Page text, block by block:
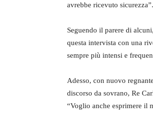
avrebbe ricevuto sicurezza”.
Seguendo il parere di
questa intervista con una
sempre più intensi e
Adesso, con nuovo
discorso da sovrano, Re
“Voglio anche esprimere il